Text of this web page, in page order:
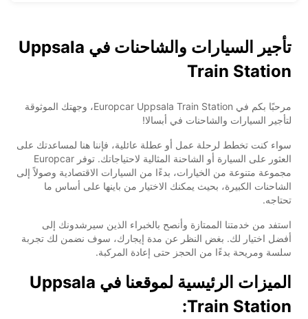
تأجير السيارات والشاحنات في Uppsala
Train Station
مرحبًا بكم في Europcar Uppsala Train Station، وجهتك الموثوقة
لتأجير السيارات والشاحنات في أبسالا!
سواء كنت تخطط لرحلة عمل أو عطلة عائلية، فإننا هنا لمساعدتك على
العثور على السيارة أو الشاحنة المثالية لاحتياجاتك. توفر Europcar
مجموعة متنوعة من الخيارات، بدءًا من السيارات الاقتصادية وصولاً إلى
الشاحنات الكبيرة، بحيث يمكنك الاختيار من باينها على أساس ما
تحتاجه.
استفد من خدمتنا الممتازة وأنصح بالخبراء الذين سيرشدونك إلى
أفضل اختيار لك. بغض النظر عن مدة إيجارك، سوف نضمن لك تجربة
سلسة ومريحة بدءًا من الحجز حتى إعادة المركبة.
الميزات الرئيسية لموقعنا في Uppsala
Train Station: